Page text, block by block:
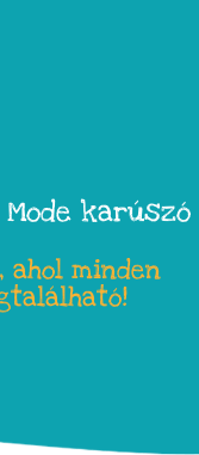
karúszó
minden